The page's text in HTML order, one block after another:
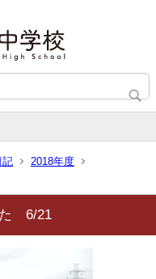
記
2018年度
た 6/21